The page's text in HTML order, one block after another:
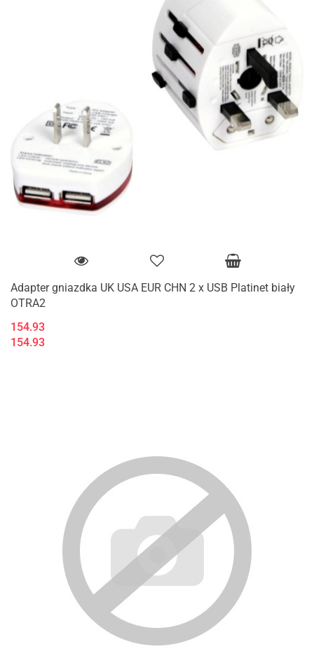
Adapter gniazdka UK USA EUR CHN 2 x USB Platinet biały
OTRA2
154.93
154.93